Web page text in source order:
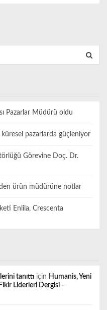
Pazarlar Müdürü oldu
küresel pazarlarda güçleniyor
Görevine Doç. Dr.
ürün müdürüne notlar
Enlila, Crescenta
tanıttı için Humanis, Yeni
Liderleri Dergisi -